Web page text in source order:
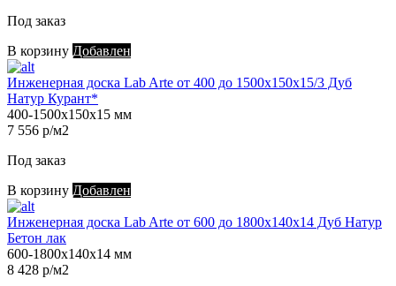
Под заказ
В корзину Добавлен
Инженерная доска Lab Arte от 400 до 1500х150х15/3 Дуб
Натур Курант*
400-1500х150х15 мм
7 556 р/м2
Под заказ
В корзину Добавлен
Инженерная доска Lab Arte от 600 до 1800х140х14 Дуб Натур
Бетон лак
600-1800х140х14 мм
8 428 р/м2